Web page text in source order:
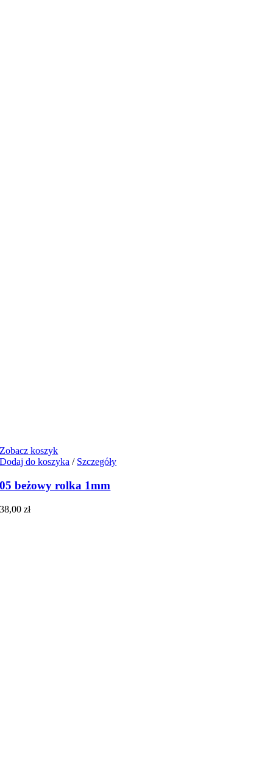
Zobacz koszyk
Dodaj do koszyka / Szczegóły
05 beżowy rolka 1mm
38,00zł